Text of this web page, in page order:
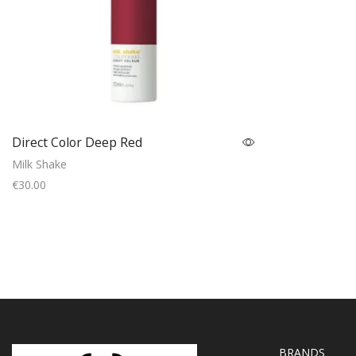
Direct Color Deep Red
Milk Shake
€30.00
BRANDS